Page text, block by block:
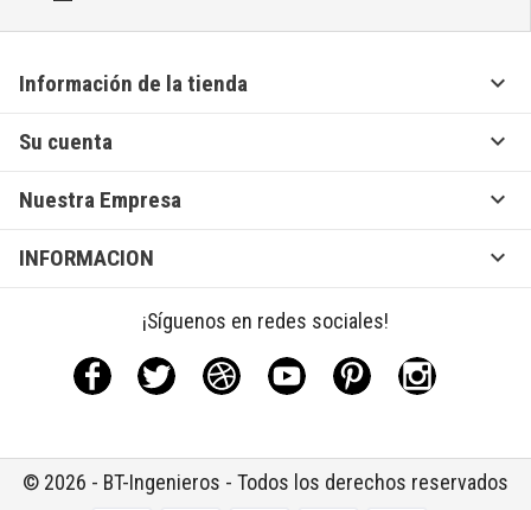
Información de la tienda 
Su cuenta 
Nuestra Empresa 
INFORMACION 
¡Síguenos en redes sociales!
Facebook Twitter Rss YouTubePinterestInstagram
© 2026 - BT-Ingenieros - Todos los derechos reservados